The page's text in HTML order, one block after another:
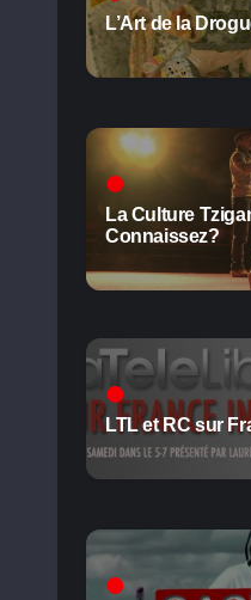
L’Art de la
La Culture
Connaissez?
LTL et RC sur